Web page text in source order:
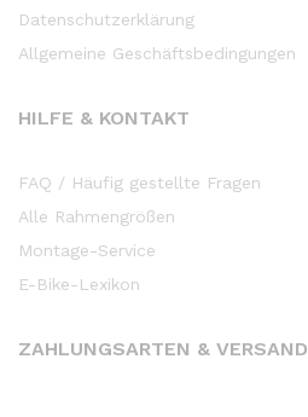
Datenschutzerklärung
Allgemeine Geschäftsbedingungen
HILFE & KONTAKT
FAQ / Häufig gestellte Fragen
Alle Rahmengrößen
Montage-Service
E-Bike-Lexikon
ZAHLUNGSARTEN & VERSAND